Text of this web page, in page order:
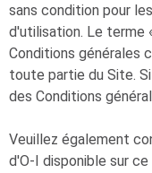
sans condition pour
d'utilisation. Le terme
Conditions générales
toute partie du Site.
des Conditions
Veuillez également
d'O-I disponible sur